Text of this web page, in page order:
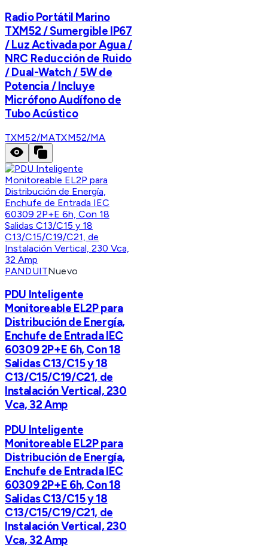
Radio Portátil Marino
TXM52 / Sumergible IP67
/ Luz Activada por Agua /
NRC Reducción de Ruido
/ Dual-Watch / 5W de
Potencia / Incluye
Micrófono Audífono de
Tubo Acústico
TXM52/MATXM52/MA
PANDUITNuevo
PDU Inteligente
Monitoreable EL2P para
Distribución de Energía,
Enchufe de Entrada IEC
60309 2P+E 6h, Con 18
Salidas C13/C15 y 18
C13/C15/C19/C21, de
Instalación Vertical, 230
Vca, 32 Amp
PDU Inteligente
Monitoreable EL2P para
Distribución de Energía,
Enchufe de Entrada IEC
60309 2P+E 6h, Con 18
Salidas C13/C15 y 18
C13/C15/C19/C21, de
Instalación Vertical, 230
Vca, 32 Amp